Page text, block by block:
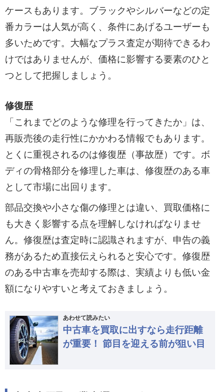
ケースもあります。ブラックやシルバーなどの定
番カラーは人気が高く、条件にあげるユーザーも
多いためです。大幅なプラス査定が期待できるわ
けではありませんが、価格に影響する要素のひと
つとして把握しましょう。
修復歴
「これまでどのような修理を行ってきたか」は、
再販売後の走行性にかかわる情報でもあります。
とくに重視されるのは修復歴（事故歴）です。ボ
ディの骨格部分を修理した車は、修復歴のある車
として市場に出回ります。
部品交換や小さな傷の修理とは違い、買取価格に
も大きく影響する点を理解しなければなりませ
ん。修復歴は査定時に認識されますが、申告の義
務があるため直接伝えられると安心です。修復歴
のある中古車を売却する際は、実績よりも低い金
額になりやすいと考えておきましょう。
あわせて読みたい
中古車を買取に出すなら走行距離
が重要！ 節目を迎える前が狙い目